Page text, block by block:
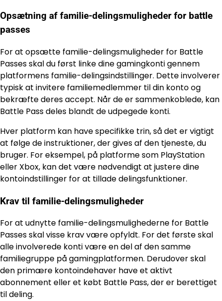
Opsætning af familie-delingsmuligheder for battle
passes
For at opsætte familie-delingsmuligheder for Battle
Passes skal du først linke dine gamingkonti gennem
platformens familie-delingsindstillinger. Dette involverer
typisk at invitere familiemedlemmer til din konto og
bekræfte deres accept. Når de er sammenkoblede, kan
Battle Pass deles blandt de udpegede konti.
Hver platform kan have specifikke trin, så det er vigtigt
at følge de instruktioner, der gives af den tjeneste, du
bruger. For eksempel, på platforme som PlayStation
eller Xbox, kan det være nødvendigt at justere dine
kontoindstillinger for at tillade delingsfunktioner.
Krav til familie-delingsmuligheder
For at udnytte familie-delingsmulighederne for Battle
Passes skal visse krav være opfyldt. For det første skal
alle involverede konti være en del af den samme
familiegruppe på gamingplatformen. Derudover skal
den primære kontoindehaver have et aktivt
abonnement eller et købt Battle Pass, der er berettiget
til deling.